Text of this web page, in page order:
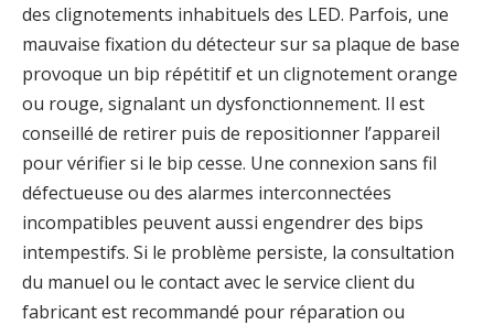
des clignotements inhabituels des LED. Parfois, une
mauvaise fixation du détecteur sur sa plaque de base
provoque un bip répétitif et un clignotement orange
ou rouge, signalant un dysfonctionnement. Il est
conseillé de retirer puis de repositionner l’appareil
pour vérifier si le bip cesse. Une connexion sans fil
défectueuse ou des alarmes interconnectées
incompatibles peuvent aussi engendrer des bips
intempestifs. Si le problème persiste, la consultation
du manuel ou le contact avec le service client du
fabricant est recommandé pour réparation ou